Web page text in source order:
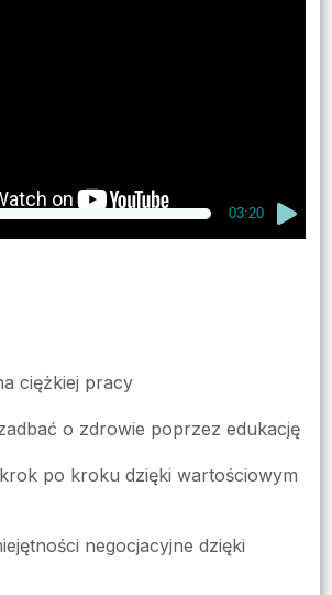
03:20
ciężkiej pracy
o zdrowie poprzez edukację
po kroku dzięki wartościowym
negocjacyjne dzięki